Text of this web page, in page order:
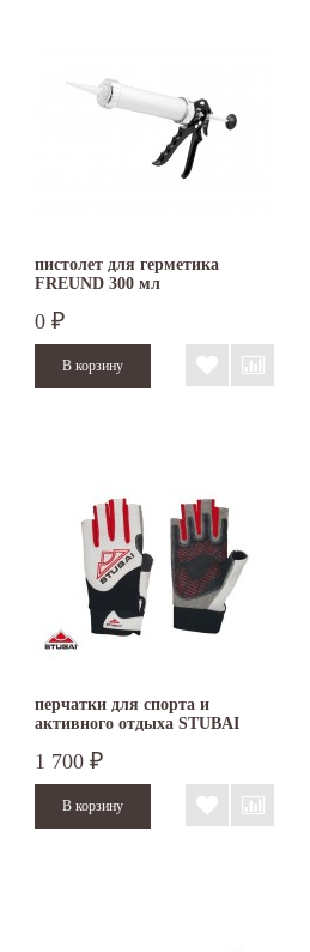
пистолет для герметика
FREUND 300 мл
0 ₽
перчатки для спорта и
активного отдыха STUBAI
1 700 ₽